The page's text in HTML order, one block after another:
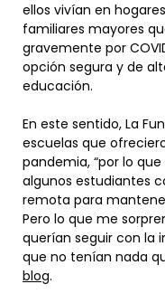
ellos vivían en
familiares mayores
gravemente por
opción segura y de
educación.
En este sentido, La
escuelas que
pandemia, “por lo
algunos estudiantes
remota para
Pero lo que me
querían seguir con la
que no tenían nada
blog.